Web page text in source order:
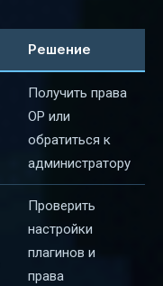
Решение
Получить права
OP или
обратиться к
администратору
Проверить
настройки
плагинов и
права